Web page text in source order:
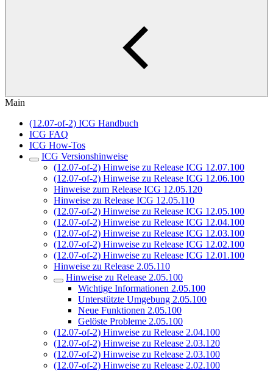
Main
(12.07-of-2) ICG Handbuch
ICG FAQ
ICG How-Tos
ICG Versionshinweise
(12.07-of-2) Hinweise zu Release ICG 12.07.100
(12.07-of-2) Hinweise zu Release ICG 12.06.100
Hinweise zum Release ICG 12.05.120
Hinweise zu Release ICG 12.05.110
(12.07-of-2) Hinweise zu Release ICG 12.05.100
(12.07-of-2) Hinweise zu Release ICG 12.04.100
(12.07-of-2) Hinweise zu Release ICG 12.03.100
(12.07-of-2) Hinweise zu Release ICG 12.02.100
(12.07-of-2) Hinweise zu Release ICG 12.01.100
Hinweise zu Release 2.05.110
Hinweise zu Release 2.05.100
Wichtige Informationen 2.05.100
Unterstützte Umgebung 2.05.100
Neue Funktionen 2.05.100
Gelöste Probleme 2.05.100
(12.07-of-2) Hinweise zu Release 2.04.100
(12.07-of-2) Hinweise zu Release 2.03.120
(12.07-of-2) Hinweise zu Release 2.03.100
(12.07-of-2) Hinweise zu Release 2.02.100